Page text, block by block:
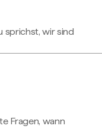
sprichst, wir sind
Fragen, wann